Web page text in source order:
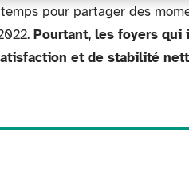
pour partager des
Pourtant, les foyers qui
et de stabilité